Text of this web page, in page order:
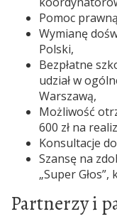
Pomoc
Wymianę
Polski,
Bezpłatne
udział w
Warszawą,
Możliwość
600 zł na
Konsultacje
Szansę na
„Super
Partnerzy i